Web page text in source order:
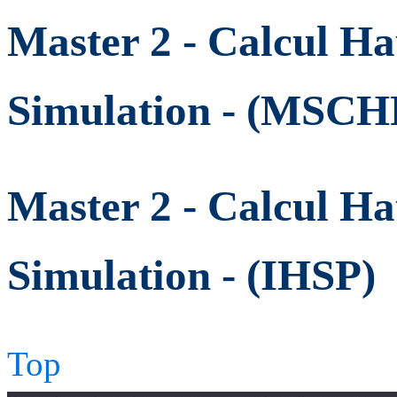
Master 2 - Calcul
Simulation -
Master 2 - Calcul
Simulation - (IHSP)
Top